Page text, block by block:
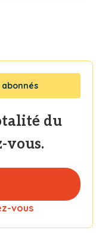
du
vous.
vous